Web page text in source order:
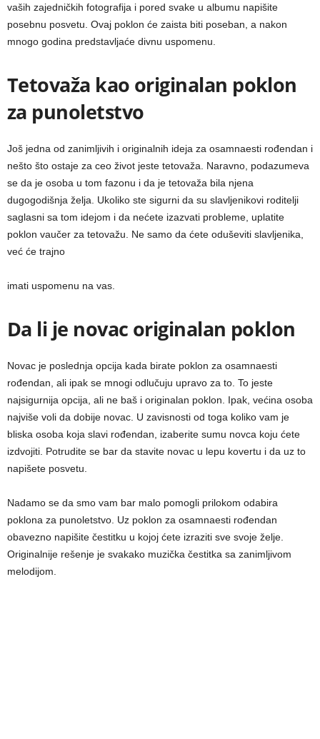
vaših zajedničkih fotografija i pored svake u albumu napišite
posebnu posvetu. Ovaj poklon će zaista biti poseban, a nakon
mnogo godina predstavljaće divnu uspomenu.
Tetovaža kao originalan poklon
za punoletstvo
Još jedna od zanimljivih i originalnih ideja za osamnaesti rođendan i
nešto što ostaje za ceo život jeste tetovaža. Naravno, podazumeva
se da je osoba u tom fazonu i da je tetovaža bila njena
dugogodišnja želja. Ukoliko ste sigurni da su slavljenikovi roditelji
saglasni sa tom idejom i da nećete izazvati probleme, uplatite
poklon vaučer za tetovažu. Ne samo da ćete oduševiti slavljenika,
već će trajno
imati uspomenu na vas.
Da li je novac originalan poklon
Novac je poslednja opcija kada birate poklon za osamnaesti
rođendan, ali ipak se mnogi odlučuju upravo za to. To jeste
najsigurnija opcija, ali ne baš i originalan poklon. Ipak, većina osoba
najviše voli da dobije novac. U zavisnosti od toga koliko vam je
bliska osoba koja slavi rođendan, izaberite sumu novca koju ćete
izdvojiti. Potrudite se bar da stavite novac u lepu kovertu i da uz to
napišete posvetu.
Nadamo se da smo vam bar malo pomogli prilokom odabira
poklona za punoletstvo. Uz poklon za osamnaesti rođendan
obavezno napišite čestitku u kojoj ćete izraziti sve svoje želje.
Originalnije rešenje je svakako muzička čestitka sa zanimljivom
melodijom.